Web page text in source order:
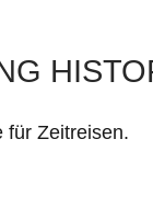
für Zeitreisen.